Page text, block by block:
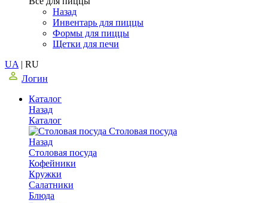
Назад
Инвентарь для пиццы
Формы для пиццы
Щетки для печи
UA | RU
Логин
Каталог
Назад
Каталог
Столовая посуда
Назад
Столовая посуда
Кофейники
Кружки
Салатники
Блюда